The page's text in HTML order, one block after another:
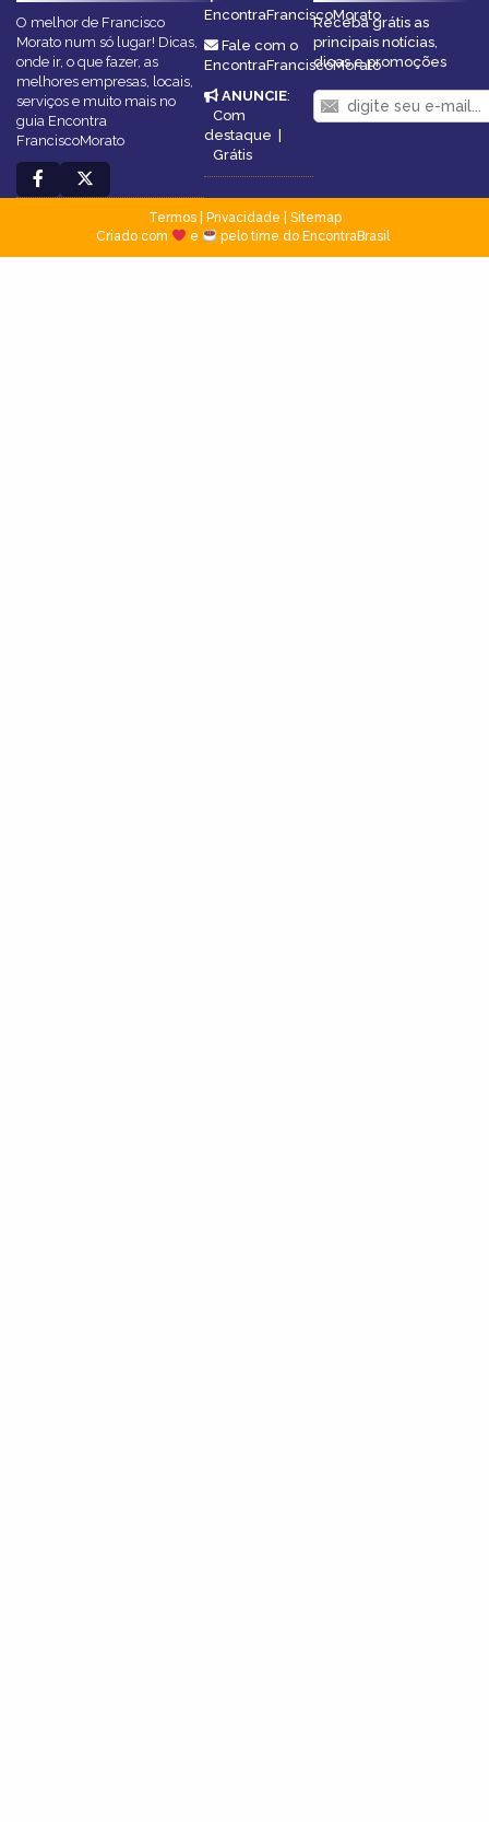
O melhor de Francisco
Morato num só lugar! Dicas,
onde ir, o que fazer, as
melhores empresas, locais,
serviços e muito mais no
guia Encontra
FranciscoMorato
EncontraFranciscoMorato
Fale com o
EncontraFranciscoMorato
ANUNCIE:
Com
destaque
Grátis
Receba grátis as
principais notícias,
dicas e promoções
Termos| Privacidade
Sitemap
Criado com
e pelo time do EncontraBrasil